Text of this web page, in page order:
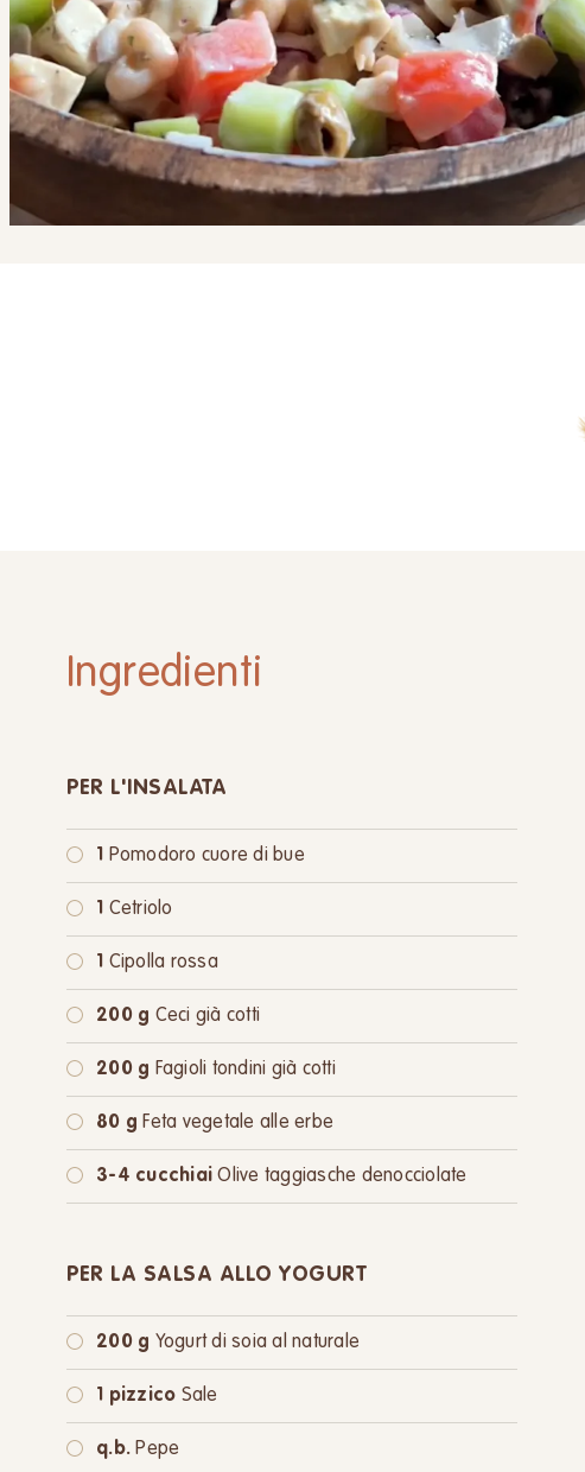
Ingredienti
PER L'INSALATA
1 Pomodoro cuore di bue
1 Cetriolo
1 Cipolla rossa
200 g Ceci già cotti
200 g Fagioli tondini già cotti
80 g Feta vegetale alle erbe
3-4 cucchiai Olive taggiasche denocciolate
PER LA SALSA ALLO YOGURT
200 g Yogurt di soia al naturale
1 pizzico Sale
q.b. Pepe